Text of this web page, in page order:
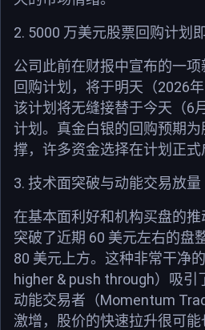
2. 5000 万美元股票回购计划
公司此前在财报中宣布的一项
回购计划，将于明天（2026年
该计划将无缝接替于今天（6月
计划。真金白银的回购预期
撑，许多资金选择在计划正式
3. 技术面突破与动能交易放量
在基本面利好和机构买盘的推
突破了近期 60 美元左右的盘
80 美元上方。这种非常干净
higher & push through）吸引
动能交易者（Momentum
激增，股价的快速拉升很可